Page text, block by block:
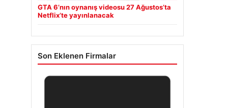
GTA 6’nın oynanış videosu 27 Ağustos’ta
Netflix’te yayınlanacak
Son Eklenen Firmalar